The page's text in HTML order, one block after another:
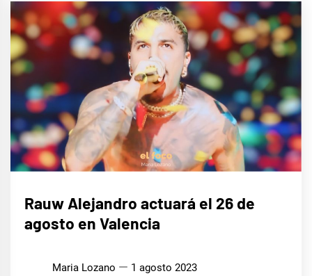
Rauw Alejandro actuará el 26 de
agosto en Valencia
Maria Lozano 1 agosto 2023